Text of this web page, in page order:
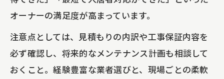
オーナーの満足度が高まっています。
注意点としては、見積もりの内訳や工事保証内容を
必ず確認し、将来的なメンテナンス計画も相談して
おくこと。経験豊富な業者選びと、現場ごとの柔軟